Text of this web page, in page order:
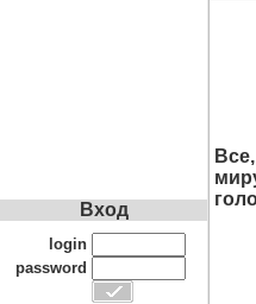
Вход
login
password